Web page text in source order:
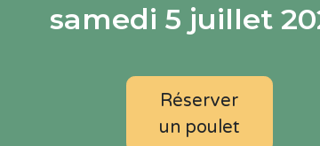
samedi 5 juillet
Réserver
un poulet